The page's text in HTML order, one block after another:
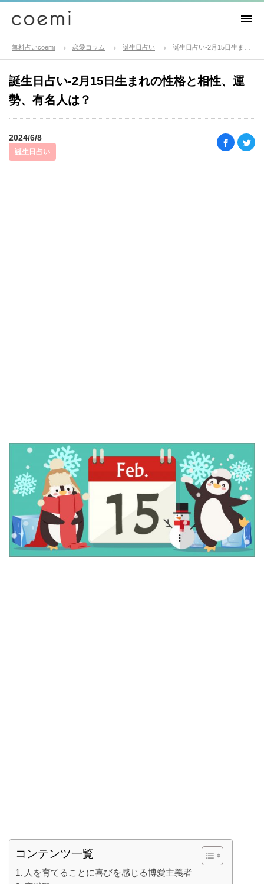
無料占いcoemi 恋愛コラム 誕生日占い
誕生日占い-2月15日生まれの性格と相性、運
勢、有名人は？
2024/6/8
誕生日占い
コンテンツ一覧
人を育てることに喜びを感じる博愛主義者